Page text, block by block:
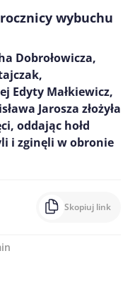
rocznicy wybuchu
Dobrołowicza,
Edyty Małkiewicz,
Jarosza złożyła
oddając hołd
i zginęli w obronie
Skopiuj link